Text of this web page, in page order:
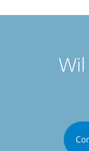
Wil